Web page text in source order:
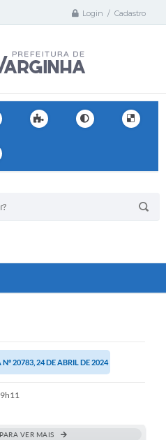
Login / Cadastro
20783, 24 DE ABRIL DE 2024
VER MAIS